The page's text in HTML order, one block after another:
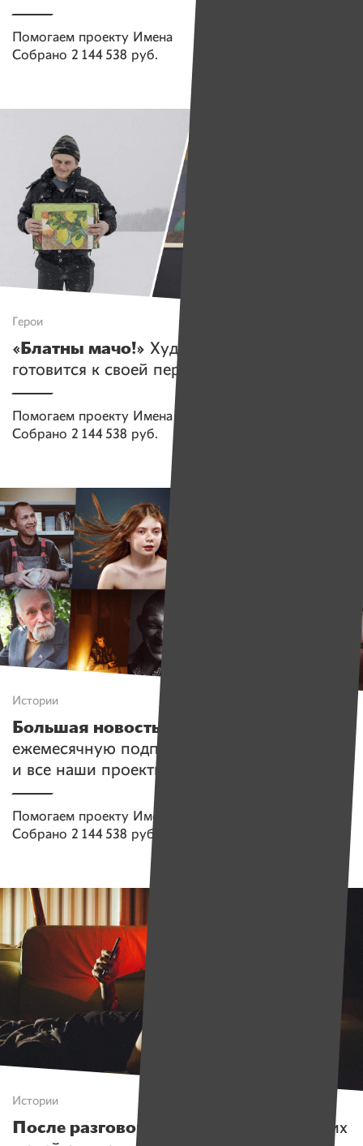
Помогаем проекту Имена
Собрано 2 144 538 руб.
Герои
«Блатны мачо!» Художник Дима с ДЦП
готовится к своей первой в жизни выставке
Помогаем проекту Имена
Собрано 2 144 538 руб.
Истории
Большая новость!
ежемесячную подписку на «Имена»
и все наши проекты
Помогаем проекту Имена
Собрано 2 144 538 руб.
Истории
После разговора с Авдевичем
. У многих